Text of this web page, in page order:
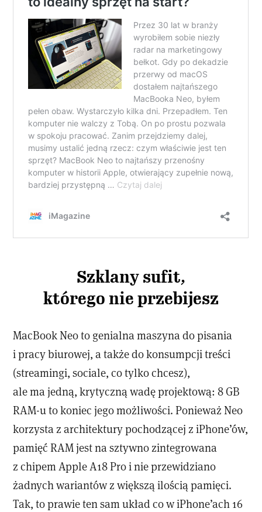
Szklany sufit,
którego nie przebijesz
MacBook Neo to genialna maszyna do pisania
i pracy biurowej, a także do konsumpcji treści
(streamingi, sociale, co tylko chcesz),
ale ma jedną, krytyczną wadę projektową: 8 GB
RAM-u to koniec jego możliwości. Ponieważ Neo
korzysta z architektury pochodzącej z iPhone’ów,
pamięć RAM jest na sztywno zintegrowana
z chipem Apple A18 Pro i nie przewidziano
żadnych wariantów z większą ilością pamięci.
Tak, to prawie ten sam układ co w iPhone’ach 16